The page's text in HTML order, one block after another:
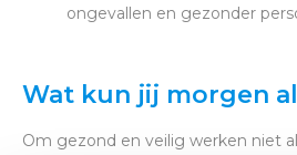
ongevallen en gezonder
Wat kun jij morgen
Om gezond en veilig werken niet